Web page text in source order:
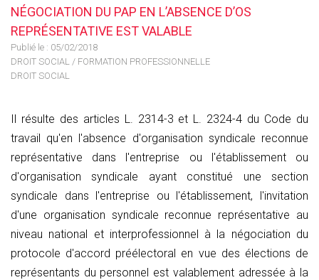
NÉGOCIATION DU PAP EN L’ABSENCE D’OS
REPRÉSENTATIVE EST VALABLE
Publié le : 05/02/2018
DROIT SOCIAL / FORMATION PROFESSIONNELLE
DROIT SOCIAL
Il résulte des articles L. 2314-3 et L. 2324-4 du Code du
travail qu'en l'absence d'organisation syndicale reconnue
représentative dans l'entreprise ou l'établissement ou
d'organisation syndicale ayant constitué une section
syndicale dans l'entreprise ou l'établissement, l'invitation
d'une organisation syndicale reconnue représentative au
niveau national et interprofessionnel à la négociation du
protocole d'accord préélectoral en vue des élections de
représentants du personnel est valablement adressée à la